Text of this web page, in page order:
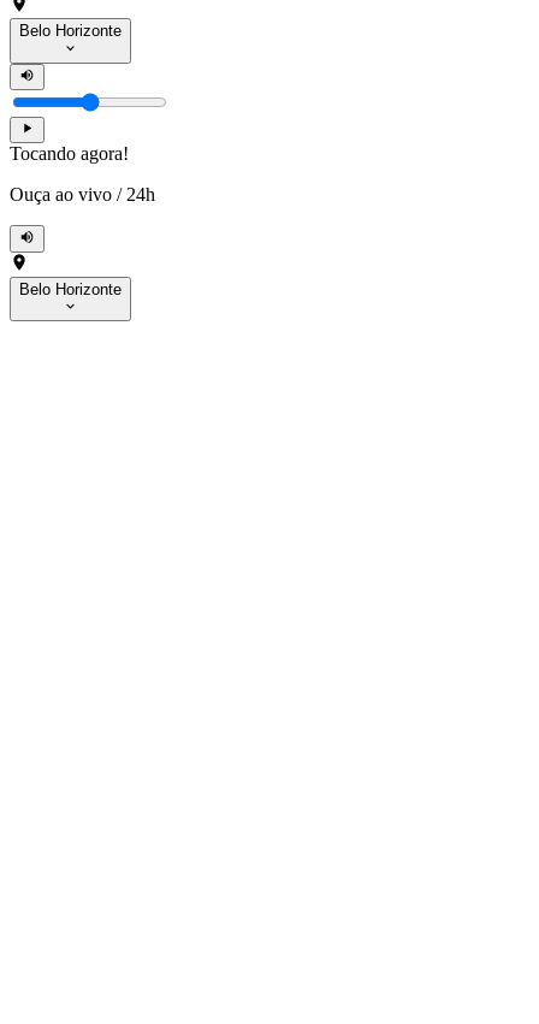
Belo Horizonte
Tocando agora!
Ouça ao vivo / 24h
Belo Horizonte